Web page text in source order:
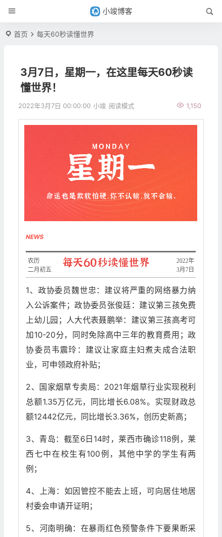
小竣博客
首页 每天60秒读懂世界
3月7日，星期一，在这里每天60秒读
懂世界！
2022年3月7日 00:00:00 小竣 1,150
阅读模式
NEWS
2022年
3月7日
农历
二月初五
1、政协委员魏世忠：建议将严重的网络暴力纳
入公诉案件；政协委员张俊廷：建议第三孩免费
上幼儿园；人大代表聂鹏举：建议第三孩高考可
加10-20分，同时免除高中三年的教育费用；政
协委员韦震玲：建议让家庭主妇煮夫成合法职
业，可申领政府补贴；
2、国家烟草专卖局：2021年烟草行业实现税利
总额1.35万亿元，同比增长6.08%。实现财政总
额12442亿元，同比增长3.36%，创历史新高；
3、青岛：截至6日14时，莱西市确诊118例，莱
西七中在校生有100例，其他中学的学生有两
例；
4、上海：如因管控不能去上班，可向居住地居
村委会申请开证明；
5、河南明确：在暴雨红色预警条件下要果断采